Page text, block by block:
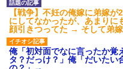
【戦争】不妊の俺嫁に弟嫁
にしてなかったが、あまりに
顔引きつってた → そして弟
俺「初対面でなに言ったか覚
タ？だっけ？」俺「だいたい